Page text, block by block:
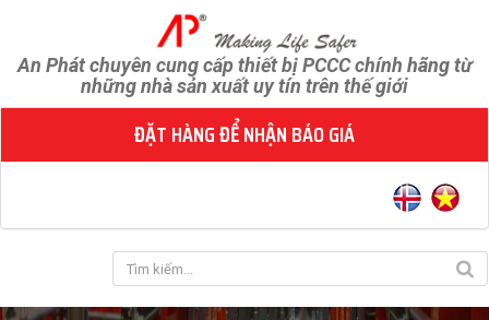
An Phát chuyên cung cấp thiết bị PCCC chính hãng từ
những nhà sản xuất uy tín trên thế giới
ĐẶT HÀNG ĐỂ NHẬN BÁO GIÁ